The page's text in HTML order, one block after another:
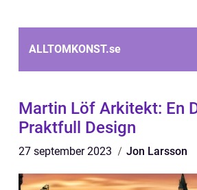
ALLTOMKONST.se
Martin Löf Arkitekt: En
Praktfull Design
27 september 2023 Jon Larsson